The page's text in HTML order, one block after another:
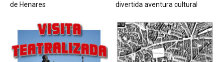
de Henares
divertida aventura cultural